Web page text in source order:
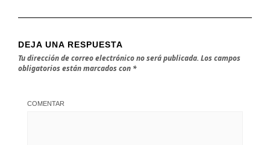
DEJA UNA RESPUESTA
Tu dirección de correo electrónico no será publicada. Los campos
obligatorios están marcados con *
COMENTAR